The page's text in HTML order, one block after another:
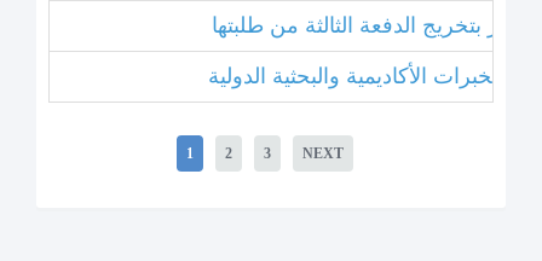
بتخريج الدفعة الثالثة من طلبتها
1 2 3 NEXT